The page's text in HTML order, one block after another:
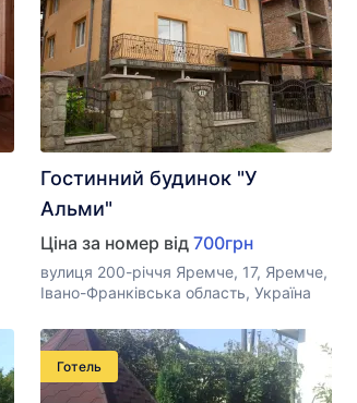
Гостинний будинок "У
Альми"
Ціна за номер від 700грн
вулиця 200-річчя Яремче, 17, Яремче,
Івано-Франківська область, Україна
Готель